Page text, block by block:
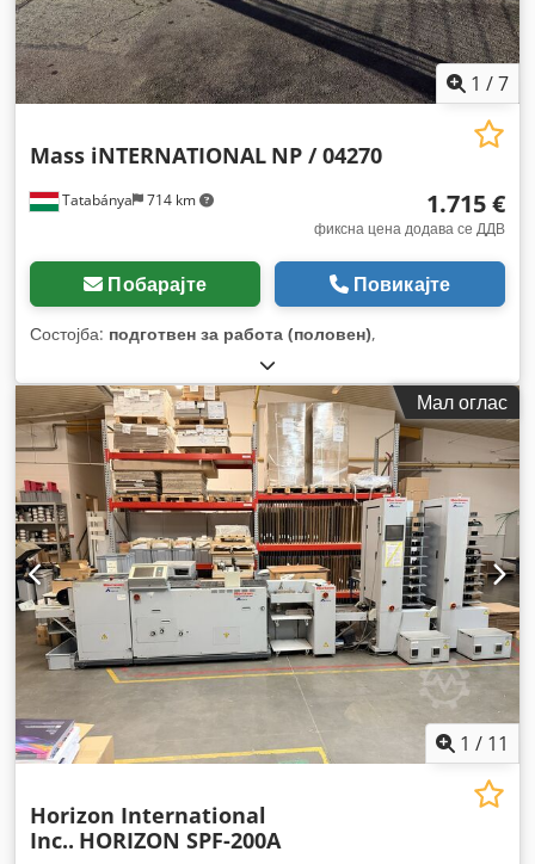
1 /7
Tatabánya 714 km
Mass iNTERNATIONAL NP / 04270
1.715 €
фиксна цена додава се ДДВ
Побарајте Повикајте
Состојба: подготвен за работа (половен),
Мал оглас
1 / 11
Horizon International
Inc.. HORIZON SPF-200A